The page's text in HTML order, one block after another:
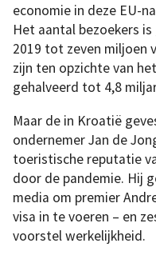
economie in deze EU-
Het aantal bezoekers
2019 tot zeven miljoen
zijn ten opzichte van
gehalveerd tot 4,8
Maar de in Kroatië
ondernemer Jan de
toeristische reputatie
door de pandemie. Hij
media om premier
visa in te voeren – en
voorstel werkelijkheid.